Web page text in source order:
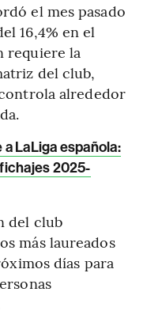
el mes pasado
16,4% en el
requiere la
del club,
alrededor
a LaLiga española:
2025-
del club
más laureados
días para